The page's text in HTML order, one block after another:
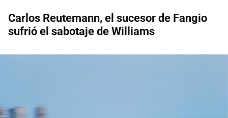
Carlos Reutemann, el sucesor de Fangio
sufrió el sabotaje de Williams